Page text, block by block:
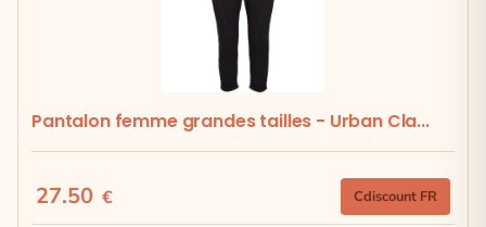
Pantalon femme grandes tailles - Urban Cla...
27.50 € Cdiscount FR